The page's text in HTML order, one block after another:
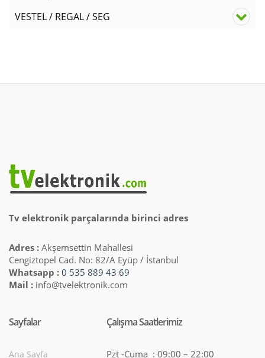
VESTEL / REGAL / SEG
Tv elektronik parçalarında birinci adres
Adres : Akşemsettin Mahallesi
Cengiztopel Cad. No: 82/A Eyüp / İstanbul
Whatsapp : 0 535 889 43 69
Mail : info@tvelektronik.com
Sayfalar
Ana Sayfa
Çalışma Saatlerimiz
Pzt -Cuma : 09:00 – 22:00